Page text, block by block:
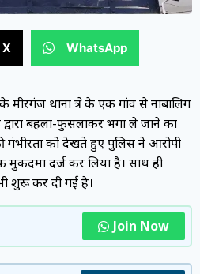
X WhatsApp
मीरगंज थाना क्षेत्र के एक गांव से नाबालिग
बहला-फुसलाकर भगा ले जाने का
गंभीरता को देखते हुए पुलिस ने आरोपी
दर्ज कर लिया है। साथ ही
शुरू कर दी गई है।
Join Now